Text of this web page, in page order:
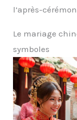
l’après-
Le mariage
symboles